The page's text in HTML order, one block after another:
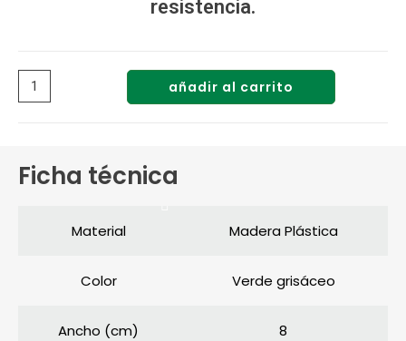
resistencia.
añadir al carrito
Ficha técnica
Material Madera Plástica
Color Verde grisáceo
Ancho (cm) 8